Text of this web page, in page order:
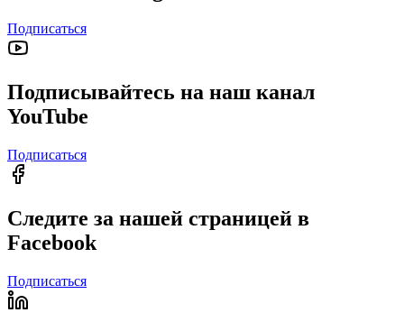
Подписаться
Подписывайтесь на наш канал
YouTube
Подписаться
Следите за нашей страницей в
Facebook
Подписаться